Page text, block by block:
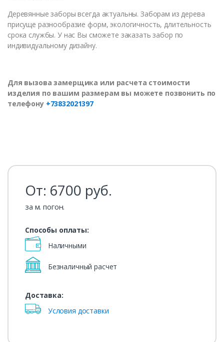
Деревянные заборы всегда актуальны. Заборам из дерева
присуще разнообразие форм, экологичность, длительность
срока службы. У нас Вы сможете заказать забор по
индивидуальному дизайну.
Для вызова замерщика или расчета стоимости
изделия по вашим размерам вы можете позвонить по
телефону +73832021397
От: 6700 руб.
за м. погон.
Способы оплаты:
Наличными
Безналичный расчет
Доставка:
Условия доставки